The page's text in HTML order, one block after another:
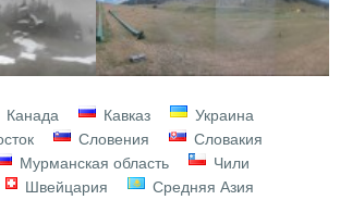
Канада Кавказ
Украина
Словения
Словакия
Мурманская область
Чили
Швейцария Средняя Азия